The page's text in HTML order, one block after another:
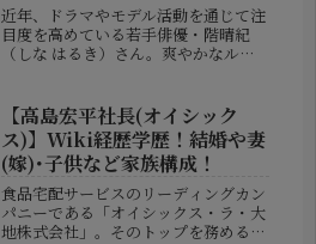
近年、ドラマやモデル活動を通じて注
目度を高めている若手俳優・階晴紀
（しな はるき）さん。爽やかなルッ
アを築いています。本記事では、「階
晴紀とは何者なのか？」という疑問に
応え...
【高島宏平社長(オイシック
ス)】Wiki経歴学歴！結婚や妻
(嫁)･子供など家族構成！
食品宅配サービスのリーディングカン
パニーである「オイシックス・ラ・大
地株式会社」。そのトップを務めるの